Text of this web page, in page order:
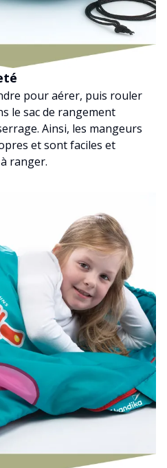
pour aérer, puis rouler
le sac de rangement
Ainsi, les mangeurs
et sont faciles et
ranger.